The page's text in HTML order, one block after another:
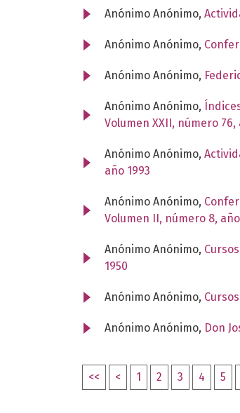
Anónimo Anónimo,
Anónimo Anónimo,
Anónimo Anónimo,
Anónimo Anónimo,
Volumen XXII, número 76,
Anónimo Anónimo,
año 1993
Anónimo Anónimo,
Volumen II, número 8, año
Anónimo Anónimo,
1950
Anónimo Anónimo,
Anónimo Anónimo, Don
<< < 1 2 3 4 5